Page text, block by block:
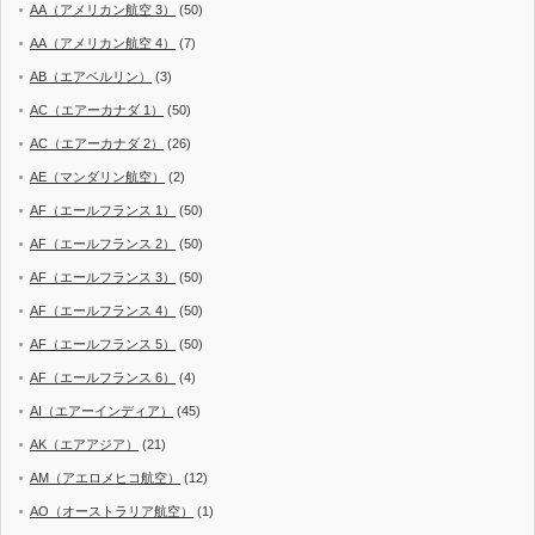
AA（アメリカン航空 3） (50)
AA（アメリカン航空 4） (7)
AB（エアベルリン） (3)
AC（エアーカナダ 1） (50)
AC（エアーカナダ 2） (26)
AE（マンダリン航空） (2)
AF（エールフランス 1） (50)
AF（エールフランス 2） (50)
AF（エールフランス 3） (50)
AF（エールフランス 4） (50)
AF（エールフランス 5） (50)
AF（エールフランス 6） (4)
AI（エアーインディア） (45)
AK（エアアジア） (21)
AM（アエロメヒコ航空） (12)
AO（オーストラリア航空） (1)